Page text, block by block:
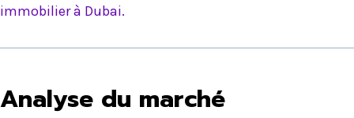
immobilier à Dubai.
Analyse du marché